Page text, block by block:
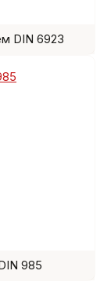
DIN 6923
985